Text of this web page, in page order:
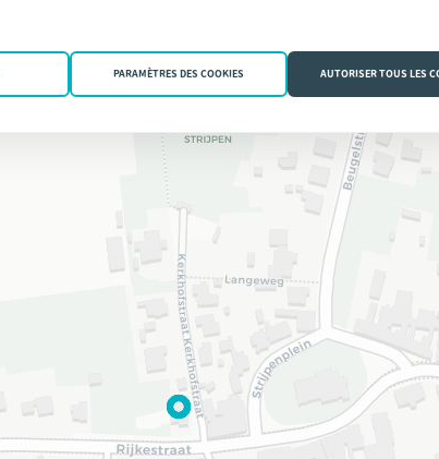
PARAMÈTRES DES COOKIES AUTORISER TOUS LES